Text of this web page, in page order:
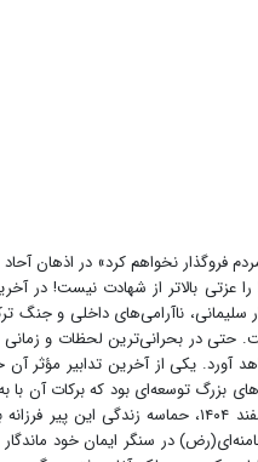
فروگذار نخواهم کرد» در اذهان
بالاتر از شهادت نیست! در
ناآرامی‌های داخلی و جنگ
حتی در بحرانی‌ترین لحظات و
آورد. یکی از آخرین تدابیر مؤثر آن
بزرگ توسعه‌ای بود که برکات آن با
طرح‌های افزایش تولید انرژی هم‌اکنون به ثمر نشسته است. روزهای
در سنگر ایمان خود